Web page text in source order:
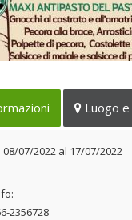
diventa
e da Fabrica di
a Monterosi
07/2022 al 17/07/
Luogo
08/07/2022 al 17/07/2022
2356728